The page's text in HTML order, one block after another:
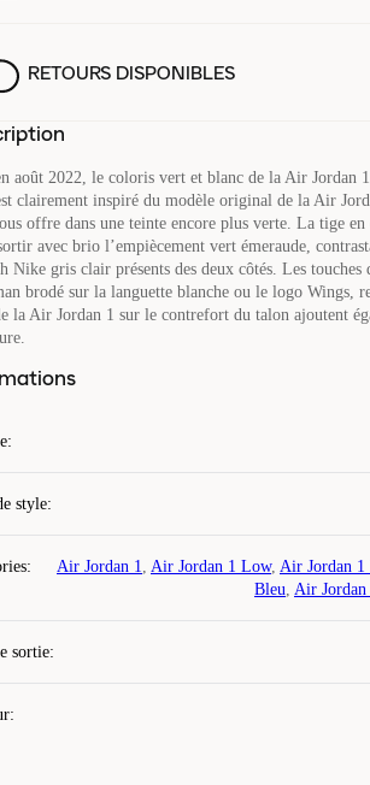
RETOURS DISPONIBLES
août 2022, le coloris vert et blanc de la Air Jordan
clairement inspiré du modèle original de la Air
offre dans une teinte encore plus verte. La tige
avec brio l’empiècement vert émeraude,
Nike gris clair présents des deux côtés. Les touches
brodé sur la languette blanche ou le logo Wings,
la Air Jordan 1 sur le contrefort du talon ajoutent
:
style:
: Air Jordan 1, Air Jordan 1 Low, Air Jordan
Bleu, Air Jordan
sortie:
: